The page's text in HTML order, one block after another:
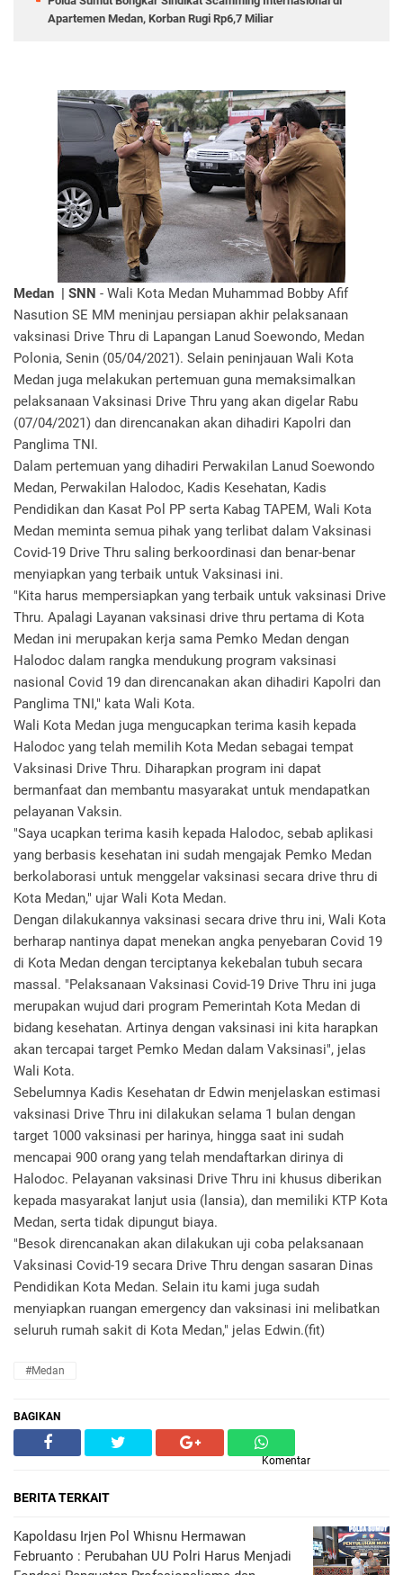
Apartemen Medan, Korban Rugi Rp6,7 Miliar
Medan | SNN - Wali Kota Medan Muhammad Bobby Afif
Nasution SE MM meninjau persiapan akhir pelaksanaan
vaksinasi Drive Thru di Lapangan Lanud Soewondo, Medan
Polonia, Senin (05/04/2021). Selain peninjauan Wali Kota
Medan juga melakukan pertemuan guna memaksimalkan
pelaksanaan Vaksinasi Drive Thru yang akan digelar Rabu
(07/04/2021) dan direncanakan akan dihadiri Kapolri dan
Panglima TNI.
Dalam pertemuan yang dihadiri Perwakilan Lanud Soewondo
Medan, Perwakilan Halodoc, Kadis Kesehatan, Kadis
Pendidikan dan Kasat Pol PP serta Kabag TAPEM, Wali Kota
Medan meminta semua pihak yang terlibat dalam Vaksinasi
Covid-19 Drive Thru saling berkoordinasi dan benar-benar
menyiapkan yang terbaik untuk Vaksinasi ini.
"Kita harus mempersiapkan yang terbaik untuk vaksinasi Drive
Thru. Apalagi Layanan vaksinasi drive thru pertama di Kota
Medan ini merupakan kerja sama Pemko Medan dengan
Halodoc dalam rangka mendukung program vaksinasi
nasional Covid 19 dan direncanakan akan dihadiri Kapolri dan
Panglima TNI," kata Wali Kota.
Wali Kota Medan juga mengucapkan terima kasih kepada
Halodoc yang telah memilih Kota Medan sebagai tempat
Vaksinasi Drive Thru. Diharapkan program ini dapat
bermanfaat dan membantu masyarakat untuk mendapatkan
pelayanan Vaksin.
"Saya ucapkan terima kasih kepada Halodoc, sebab aplikasi
yang berbasis kesehatan ini sudah mengajak Pemko Medan
berkolaborasi untuk menggelar vaksinasi secara drive thru di
Kota Medan," ujar Wali Kota Medan.
Dengan dilakukannya vaksinasi secara drive thru ini, Wali Kota
berharap nantinya dapat menekan angka penyebaran Covid 19
di Kota Medan dengan terciptanya kekebalan tubuh secara
massal. "Pelaksanaan Vaksinasi Covid-19 Drive Thru ini juga
merupakan wujud dari program Pemerintah Kota Medan di
bidang kesehatan. Artinya dengan vaksinasi ini kita harapkan
akan tercapai target Pemko Medan dalam Vaksinasi", jelas
Wali Kota.
Sebelumnya Kadis Kesehatan dr Edwin menjelaskan estimasi
vaksinasi Drive Thru ini dilakukan selama 1 bulan dengan
target 1000 vaksinasi per harinya, hingga saat ini sudah
mencapai 900 orang yang telah mendaftarkan dirinya di
Halodoc. Pelayanan vaksinasi Drive Thru ini khusus diberikan
kepada masyarakat lanjut usia (lansia), dan memiliki KTP Kota
Medan, serta tidak dipungut biaya.
"Besok direncanakan akan dilakukan uji coba pelaksanaan
Vaksinasi Covid-19 secara Drive Thru dengan sasaran Dinas
Pendidikan Kota Medan. Selain itu kami juga sudah
menyiapkan ruangan emergency dan vaksinasi ini melibatkan
seluruh rumah sakit di Kota Medan," jelas Edwin.(fit)
#Medan
BAGIKAN
Komentar
BERITA TERKAIT
Kapoldasu Irjen Pol Whisnu Hermawan
Februanto : Perubahan UU Polri Harus Menjadi